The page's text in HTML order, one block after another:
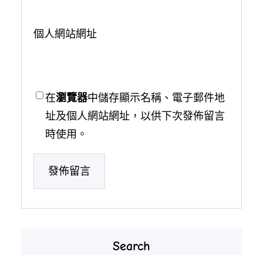
個人網站網址
在瀏覽器中儲存顯示名稱、電子郵件地
址及個人網站網址，以供下次發佈留言
時使用。
Search